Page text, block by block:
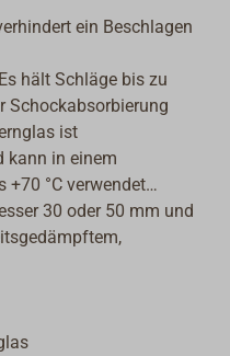
ein Beschlagen
hält Schläge bis zu
Schockabsorbierung
ist
kann in einem
+70 °C verwendet
30 oder 50 mm und